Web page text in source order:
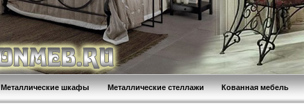
Кованная мебель
Металлические стеллажи
Металлические шкафы